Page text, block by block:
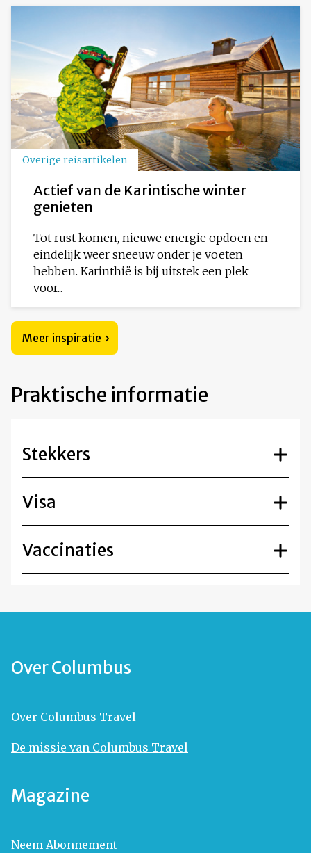
Overige reisartikelen
Actief van de Karintische winter
genieten
Tot rust komen, nieuwe energie opdoen en
eindelijk weer sneeuw onder je voeten
hebben. Karinthië is bij uitstek een plek
voor...
Meer inspiratie
Praktische informatie
Stekkers
Visa
Vaccinaties
Over Columbus
Over Columbus Travel
De missie van Columbus Travel
Magazine
Neem Abonnement